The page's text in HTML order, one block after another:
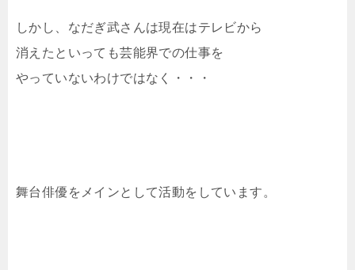
しかし、なだぎ武さんは現在はテレビから
消えたといっても芸能界での仕事を
やっていないわけではなく・・・
舞台俳優をメインとして活動をしています。